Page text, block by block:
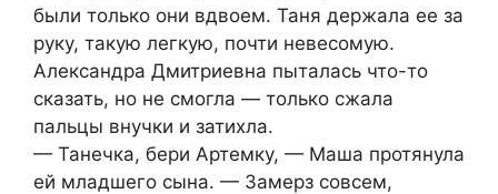
были только они вдвоем. Таня держала ее за
руку, такую легкую, почти невесомую.
Александра Дмитриевна пыталась что-то
сказать, но не смогла — только сжала
пальцы внучки и затихла.
— Танечка, бери Артемку, — Маша протянула
ей младшего сына. — Замерз совсем,